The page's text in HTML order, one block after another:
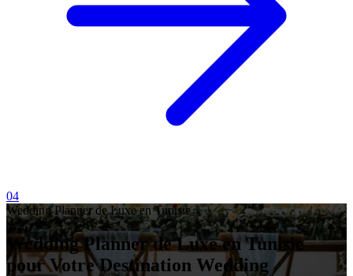
04
Wedding Planner de Luxe en Tunisie
Wedding Planner de Luxe en Tunisie
pour Votre Destination Wedding